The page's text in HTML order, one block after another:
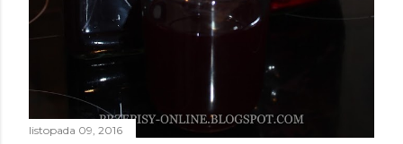
listopada 09, 2016